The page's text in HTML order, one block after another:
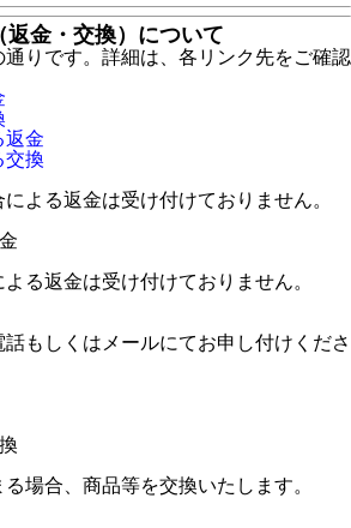
返金・交換）について
りです。詳細は、各リンク先をご確認
返金
交換
よる返金は受け付けておりません。
る返金は受け付けておりません。
もしくはメールにてお申し付けくださ
場合、商品等を交換いたします。